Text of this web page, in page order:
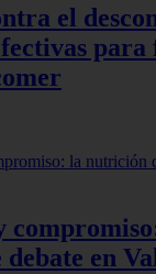
el
debate en